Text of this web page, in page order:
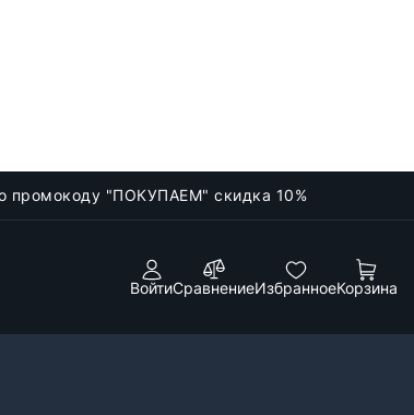
промокоду "ПОКУПАЕМ" скидка 10%
ВойтиСравнениеИзбранноеКорзина